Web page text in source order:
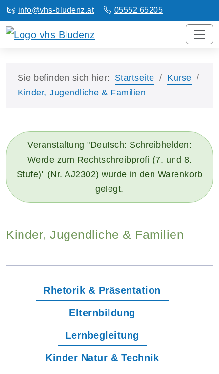
info@vhs-bludenz.at 05552 65205
Sie befinden sich hier: Startseite
Kurse
Kinder, Jugendliche & Familien
Veranstaltung "Deutsch: Schreibhelden:
Werde zum Rechtschreibprofi (7. und 8.
Stufe)" (Nr. AJ2302) wurde in den Warenkorb
gelegt.
Kinder, Jugendliche & Familien
Rhetorik & Präsentation
Elternbildung
Lernbegleitung
Kinder Natur & Technik